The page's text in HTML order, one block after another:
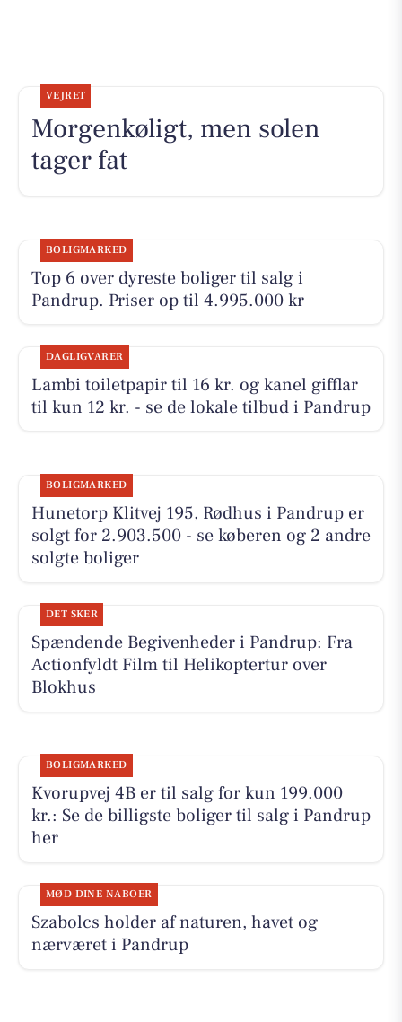
VEJRET
Morgenkøligt, men solen
tager fat
BOLIGMARKED
Top 6 over dyreste boliger til salg i
Pandrup. Priser op til 4.995.000 kr
DAGLIGVARER
Lambi toiletpapir til 16 kr. og kanel gifflar
til kun 12 kr. - se de lokale tilbud i Pandrup
BOLIGMARKED
Hunetorp Klitvej 195, Rødhus i Pandrup er
solgt for 2.903.500 - se køberen og 2 andre
solgte boliger
DET SKER
Spændende Begivenheder i Pandrup: Fra
Actionfyldt Film til Helikoptertur over
Blokhus
BOLIGMARKED
Kvorupvej 4B er til salg for kun 199.000
kr.: Se de billigste boliger til salg i Pandrup
her
MØD DINE NABOER
Szabolcs holder af naturen, havet og
nærværet i Pandrup